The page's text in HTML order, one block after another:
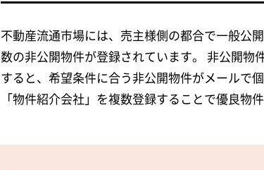
不動産流通市場には、売主様側の都合で一般公
数の非公開物件が登録されています。 非公開物
すると、希望条件に合う非公開物件がメールで個
「物件紹介会社」を複数登録することで優良物